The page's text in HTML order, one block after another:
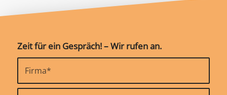
Zeit für ein Gespräch! – Wir rufen an.